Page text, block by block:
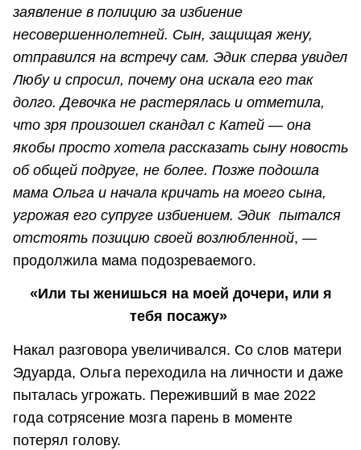
заявление в полицию за избиение
несовершеннолетней. Сын, защищая жену,
отправился на встречу сам. Эдик сперва увидел
Любу и спросил, почему она искала его так
долго. Девочка не растерялась и отметила,
что зря произошел скандал с Катей — она
якобы просто хотела рассказать сыну новость
об общей подруге, не более. Позже подошла
мама Ольга и начала кричать на моего сына,
угрожая его супруге избиением. Эдик пытался
отстоять позицию своей возлюбленной, —
продолжила мама подозреваемого.
«Или ты женишься на моей дочери, или я
тебя посажу»
Накал разговора увеличивался. Со слов матери
Эдуарда, Ольга переходила на личности и даже
пыталась угрожать. Переживший в мае 2022
года сотрясение мозга парень в моменте
потерял голову.